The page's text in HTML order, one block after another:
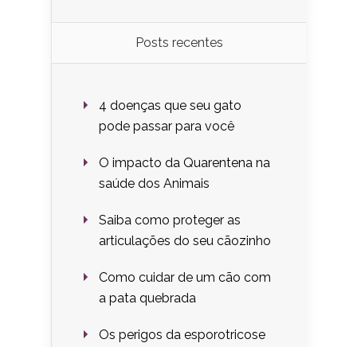
Posts recentes
4 doenças que seu gato
pode passar para você
O impacto da Quarentena na
saúde dos Animais
Saiba como proteger as
articulações do seu cãozinho
Como cuidar de um cão com
a pata quebrada
Os perigos da esporotricose